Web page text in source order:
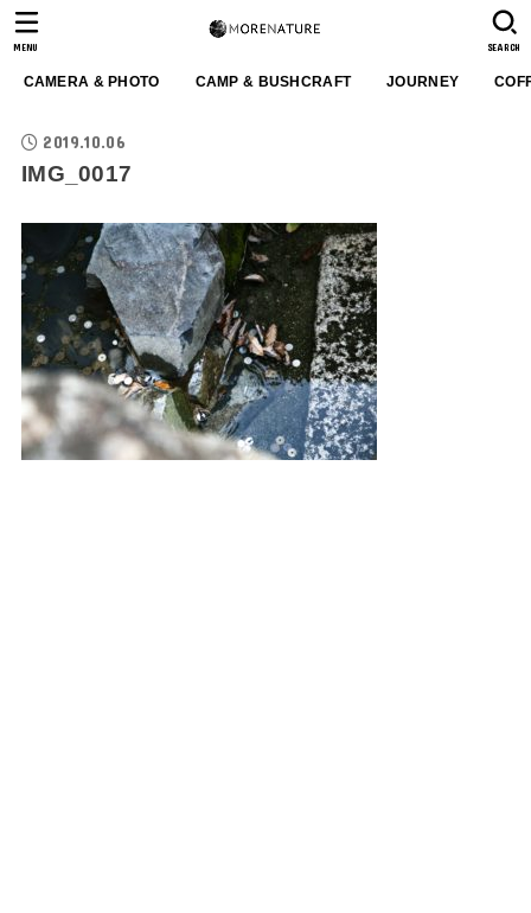
CAMERA & PHOTO CAMP & BUSHCRAFT JOURNEY
SEARCH
MENU
2019.10.06
IMG_0017